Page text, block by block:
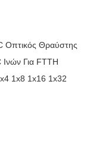
Οπτικός Θραύστης
Για FTTH
1x8 1x16 1x32